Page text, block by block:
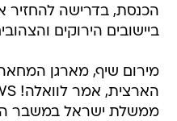
הכנסת, בדרישה להחזיר
ביישובים הירוקים
מירום שיף, מארגן
ממשלת ישראל במשבר